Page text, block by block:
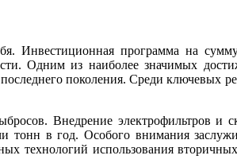
Инвестиционная программа на
Одним из наиболее значимых
поколения. Среди ключевых
Внедрение электрофильтров и
тонн в год. Особого внимания
технологий использования